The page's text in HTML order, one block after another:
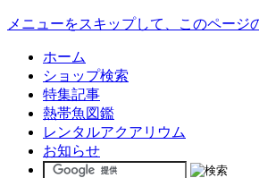
メニューをスキップして、このページ
ホーム
ショップ検索
特集記事
熱帯魚図鑑
レンタルアクアリウム
お知らせ